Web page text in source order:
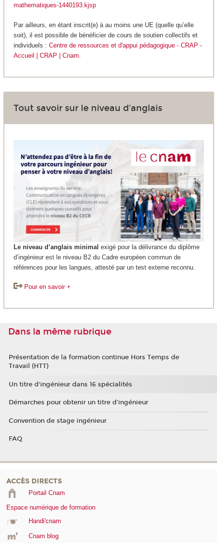
mathematiques-1440193.kjsp
Par ailleurs, en étant inscrit(e) à au moins une UE (quelle qu’elle
soit), il est possible de bénéficier de cours de soutien collectifs et
individuels : Centre de ressources et d'appui pédagogique - CRAP -
Accueil | CRAP | Cnam
Tout savoir sur le niveau d'anglais
Le niveau d’anglais minimal exigé pour la délivrance du diplôme
d’ingénieur est le niveau B2 du Cadre européen commun de
références pour les langues, attesté par un test externe reconnu.
Pour en savoir +
Dans la même rubrique
Présentation de la formation continue Hors Temps de
Travail (HTT)
Un titre d'ingénieur dans 16 spécialités
Démarches pour obtenir un titre d'ingénieur
Convention de stage ingénieur
FAQ
ACCÈS DIRECTS
Portail Cnam
Espace numérique de formation
Handi'cnam
Cnam blog